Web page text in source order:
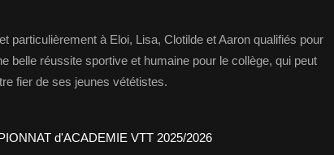
particulièrement à Eloi, Lisa, Clotilde et Aaron qualifiés pour
belle réussite sportive et humaine pour le collège, qui peut
fier de ses jeunes vététistes.